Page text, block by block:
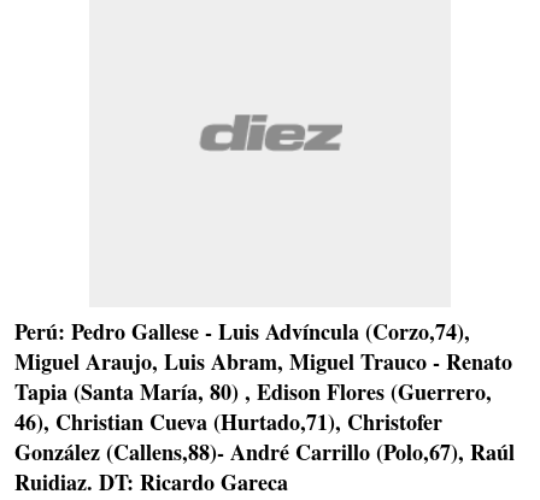
Perú: Pedro Gallese - Luis Advíncula (Corzo,74),
Miguel Araujo, Luis Abram, Miguel Trauco - Renato
Tapia (Santa María, 80) , Edison Flores (Guerrero,
46), Christian Cueva (Hurtado,71), Christofer
González (Callens,88)- André Carrillo (Polo,67), Raúl
Ruidiaz. DT: Ricardo Gareca